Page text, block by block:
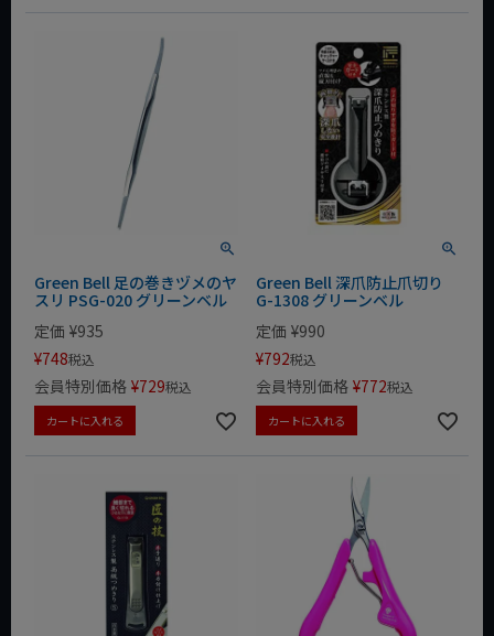
Green Bell 足の巻きヅメのヤ
スリ PSG-020 グリーンベル
定価 ¥935
¥748税込
会員特別価格 ¥729税込
カートに入れる
Green Bell 深爪防止爪切り
G-1308 グリーンベル
定価 ¥990
¥792税込
会員特別価格 ¥772税込
カートに入れる